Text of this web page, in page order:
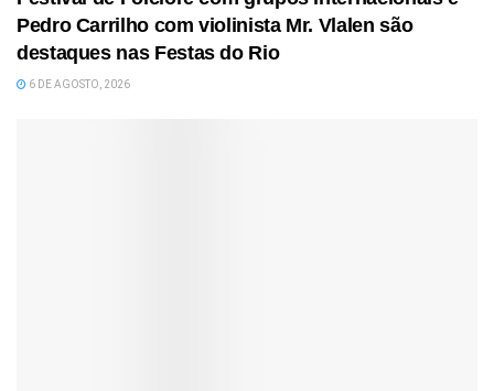
Pedro Carrilho com violinista Mr. Vlalen são
destaques nas Festas do Rio
6 DE AGOSTO, 2026